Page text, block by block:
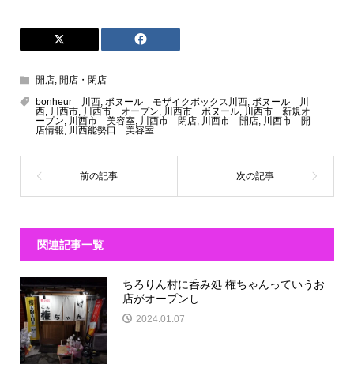
開店, 開店・閉店
bonheur 川西, ボヌール モザイクボックス川西, ボヌール 川
西, 川西市, 川西市 オープン 川西市 ボヌール, 川西市 新規オ
ープン
川西市 美容室, 川西市 閉店, 川西市 開店, 川西市 開
店情報
川西能勢口 美容室
関連記事一覧
ちろりん村に呑み処 権ちゃんっていうお
店がオープンし...
2024.01.07